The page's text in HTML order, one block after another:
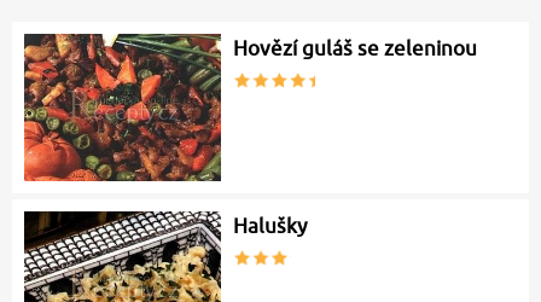
Hovězí guláš se zeleninou
Halušky